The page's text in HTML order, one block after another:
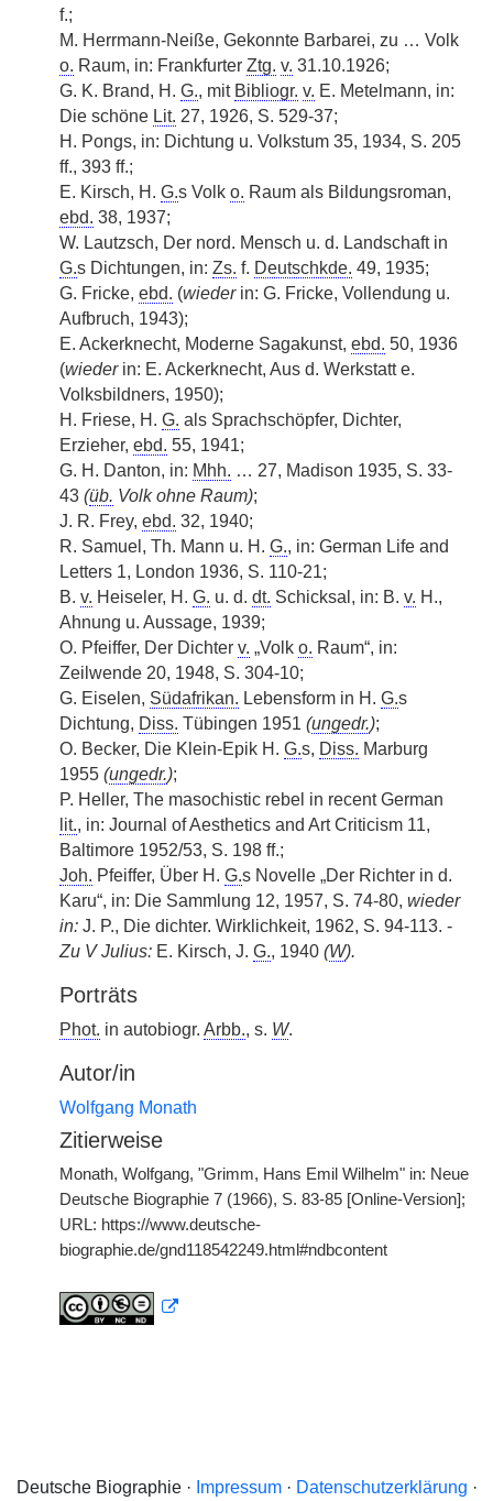
f.;
M. Herrmann-Neiße, Gekonnte Barbarei, zu … Volk
o. Raum, in: Frankfurter Ztg. v. 31.10.1926;
G. K. Brand, H. G., mit Bibliogr. v. E. Metelmann, in:
Die schöne Lit. 27, 1926, S. 529-37;
H. Pongs, in: Dichtung u. Volkstum 35, 1934, S. 205
ff., 393 ff.;
E. Kirsch, H. G.s Volk o. Raum als Bildungsroman,
ebd. 38, 1937;
W. Lautzsch, Der nord. Mensch u. d. Landschaft in
G.s Dichtungen, in: Zs. f. Deutschkde. 49, 1935;
G. Fricke, ebd. (wiederin: G. Fricke, Vollendung u.
Aufbruch, 1943);
E. Ackerknecht, Moderne Sagakunst, ebd. 50, 1936
(wiederin: E. Ackerknecht, Aus d. Werkstatt e.
Volksbildners, 1950);
H. Friese, H. G. als Sprachschöpfer, Dichter,
Erzieher, ebd. 55, 1941;
G. H. Danton, in: Mhh. … 27, Madison 1935, S. 33-
43 (üb. Volk ohne Raum);
J. R. Frey, ebd. 32, 1940;
R. Samuel, Th. Mann u. H. G., in: German Life and
Letters 1, London 1936, S. 110-21;
B. v. Heiseler, H. G. u. d. dt. Schicksal, in: B. v. H.,
Ahnung u. Aussage, 1939;
O. Pfeiffer, Der Dichter v. „Volk o. Raum“, in:
Zeilwende 20, 1948, S. 304-10;
G. Eiselen, Südafrikan. Lebensform in H. G.s
Dichtung, Diss. Tübingen 1951 (ungedr.);
O. Becker, Die Klein-Epik H. G.s, Diss. Marburg
1955 (ungedr.);
P. Heller, The masochistic rebel in recent German
lit., in: Journal of Aesthetics and Art Criticism 11,
Baltimore 1952/53, S. 198 ff.;
Joh. Pfeiffer, Über H. G.s Novelle „Der Richter in d.
Karu“, in: Die Sammlung 12, 1957, S. 74-80, wieder
in: J. P., Die dichter. Wirklichkeit, 1962, S. 94-113. -
Zu V Julius: E. Kirsch, J. G., 1940 (W).
Porträts
Phot. in autobiogr. Arbb., s. W.
Autor/in
Wolfgang Monath
Zitierweise
Monath, Wolfgang, "Grimm, Hans Emil Wilhelm" in: Neue
Deutsche Biographie 7 (1966), S. 83-85 [Online-Version];
URL: https://www.deutsche-
biographie.de/gnd118542249.html#ndbcontent
Deutsche Biographie · Impressum· Datenschutzerklärung ·